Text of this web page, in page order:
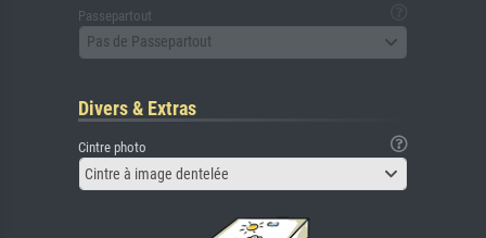
Passepartout
Pas de Passepartout
Divers & Extras
Cintre photo
Cintre à image dentelée